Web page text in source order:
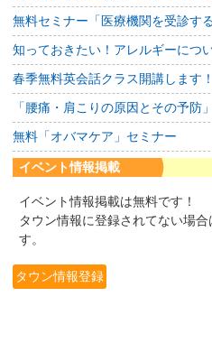
無料セミナー「医療機関を受診す
知っておきたい！アレルギーにつ
春季無料英会話クラス開講します！
「腰痛・肩こりの原因とその予防
無料「オバマケア」セミナー
イベント情報掲載
イベント情報掲載は無料です！
タウン情報に登録されてない場
す。
タウン情報登録